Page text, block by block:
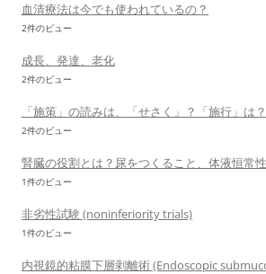
血清療法は今でも使われているの？
2件のビュー
成長、発達、老化
2件のビュー
「施策」の読みは、「せさく」？「施行」は？
2件のビュー
腎臓の役割とは？尿をつくること、体液恒常
1件のビュー
非劣性試験 (noninferiority trials)
1件のビュー
内視鏡的粘膜下層剥離術 (Endoscopic